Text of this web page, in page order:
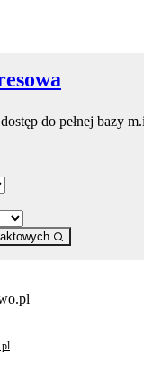
do pełnej bazy